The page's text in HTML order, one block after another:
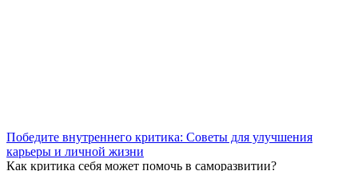
Победите внутреннего критика: Советы для улучшения
карьеры и личной жизни
Как критика себя может помочь в саморазвитии?